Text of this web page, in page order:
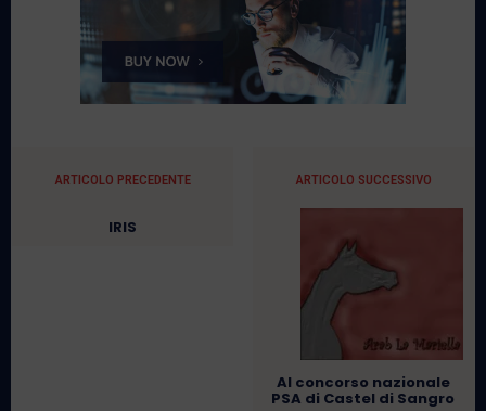
ARTICOLO PRECEDENTE
IRIS
ARTICOLO SUCCESSIVO
Al concorso nazionale
PSA di Castel di Sangro